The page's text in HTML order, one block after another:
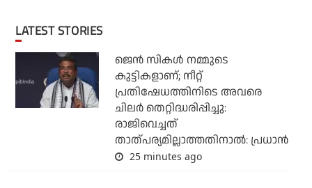
LATEST STORIES
ജെന്‍ സികള്‍ നമ്മുടെ
കുട്ടികളാണ്; നീറ്റ്
പ്രതിഷേധത്തിനിടെ അവരെ
ചിലര്‍ തെറ്റിദ്ധരിപ്പിച്ചു:
രാജിവെച്ചത്
താത്പര്യമില്ലാത്തതിനാല്‍: പ്രധാന്‍
25 minutes ago